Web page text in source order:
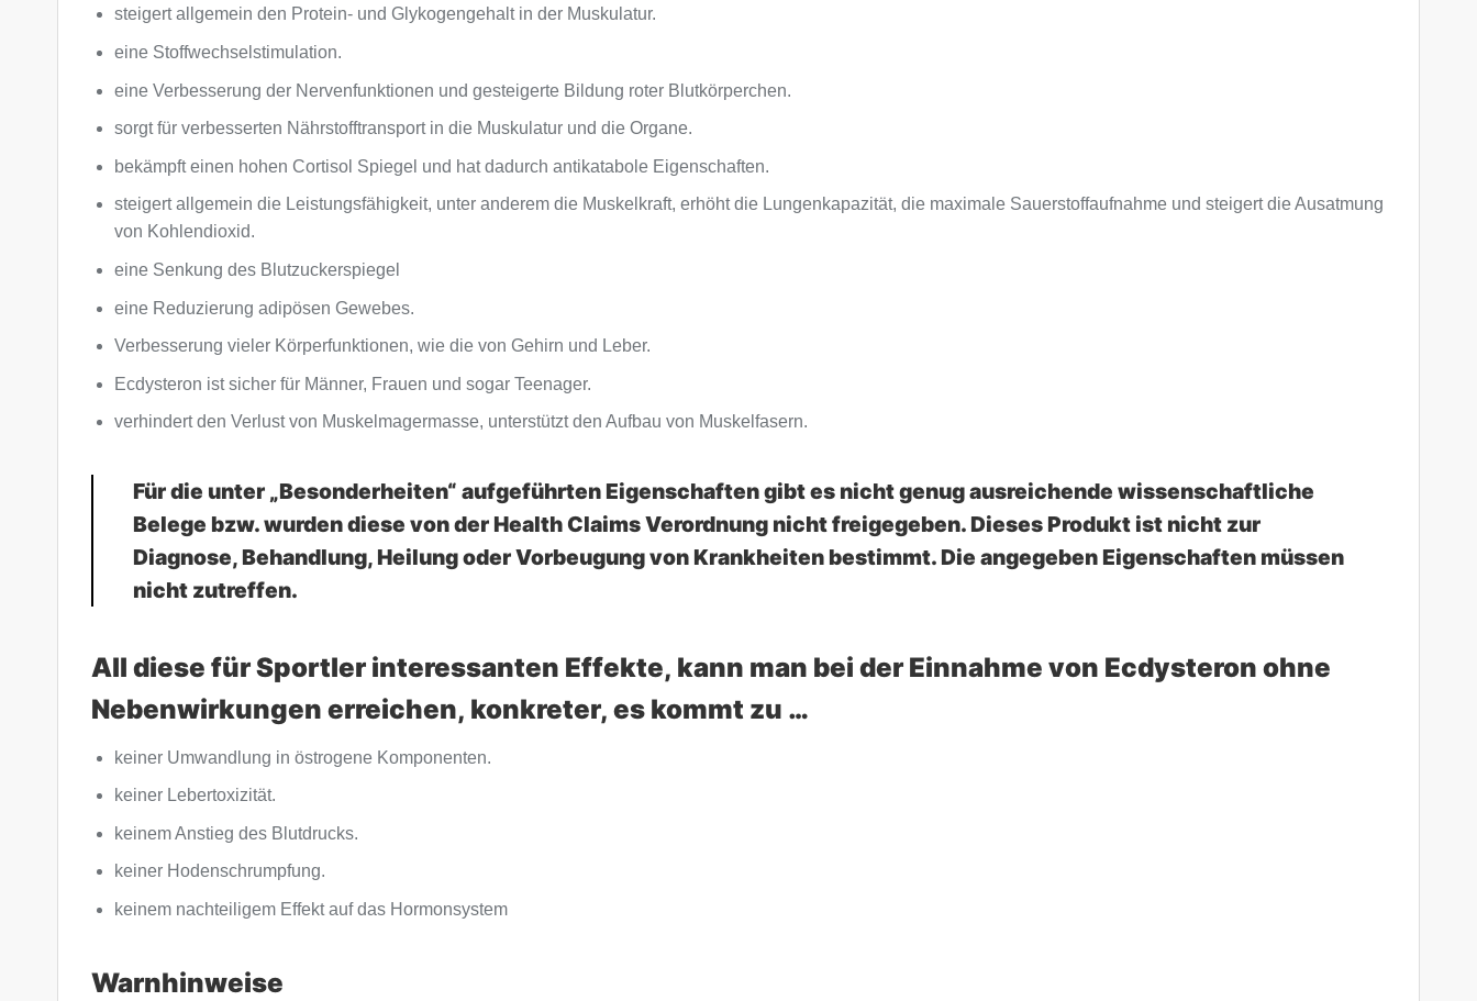
steigert allgemein den Protein- und Glykogengehalt in der Muskulatur.
eine Stoffwechselstimulation.
eine Verbesserung der Nervenfunktionen und gesteigerte Bildung roter Blutkörperchen.
sorgt für verbesserten Nährstofftransport in die Muskulatur und die Organe.
bekämpft einen hohen Cortisol Spiegel und hat dadurch antikatabole Eigenschaften.
steigert allgemein die Leistungsfähigkeit, unter anderem die Muskelkraft, erhöht die Lungenkapazität, die maximale Sauerstoffaufnahme und steigert die Ausatmung
von Kohlendioxid.
eine Senkung des Blutzuckerspiegel
eine Reduzierung adipösen Gewebes.
Verbesserung vieler Körperfunktionen, wie die von Gehirn und Leber.
Ecdysteron ist sicher für Männer, Frauen und sogar Teenager.
verhindert den Verlust von Muskelmagermasse, unterstützt den Aufbau von Muskelfasern.
Für die unter „Besonderheiten“ aufgeführten Eigenschaften gibt es nicht genug ausreichende wissenschaftliche
Belege bzw. wurden diese von der Health Claims Verordnung nicht freigegeben. Dieses Produkt ist nicht zur
Diagnose, Behandlung, Heilung oder Vorbeugung von Krankheiten bestimmt. Die angegeben Eigenschaften müssen
nicht zutreffen.
All diese für Sportler interessanten Effekte, kann man bei der Einnahme von Ecdysteron ohne
Nebenwirkungen erreichen, konkreter, es kommt zu …
keiner Umwandlung in östrogene Komponenten.
keiner Lebertoxizität.
keinem Anstieg des Blutdrucks.
keiner Hodenschrumpfung.
keinem nachteiligem Effekt auf das Hormonsystem
Warnhinweise